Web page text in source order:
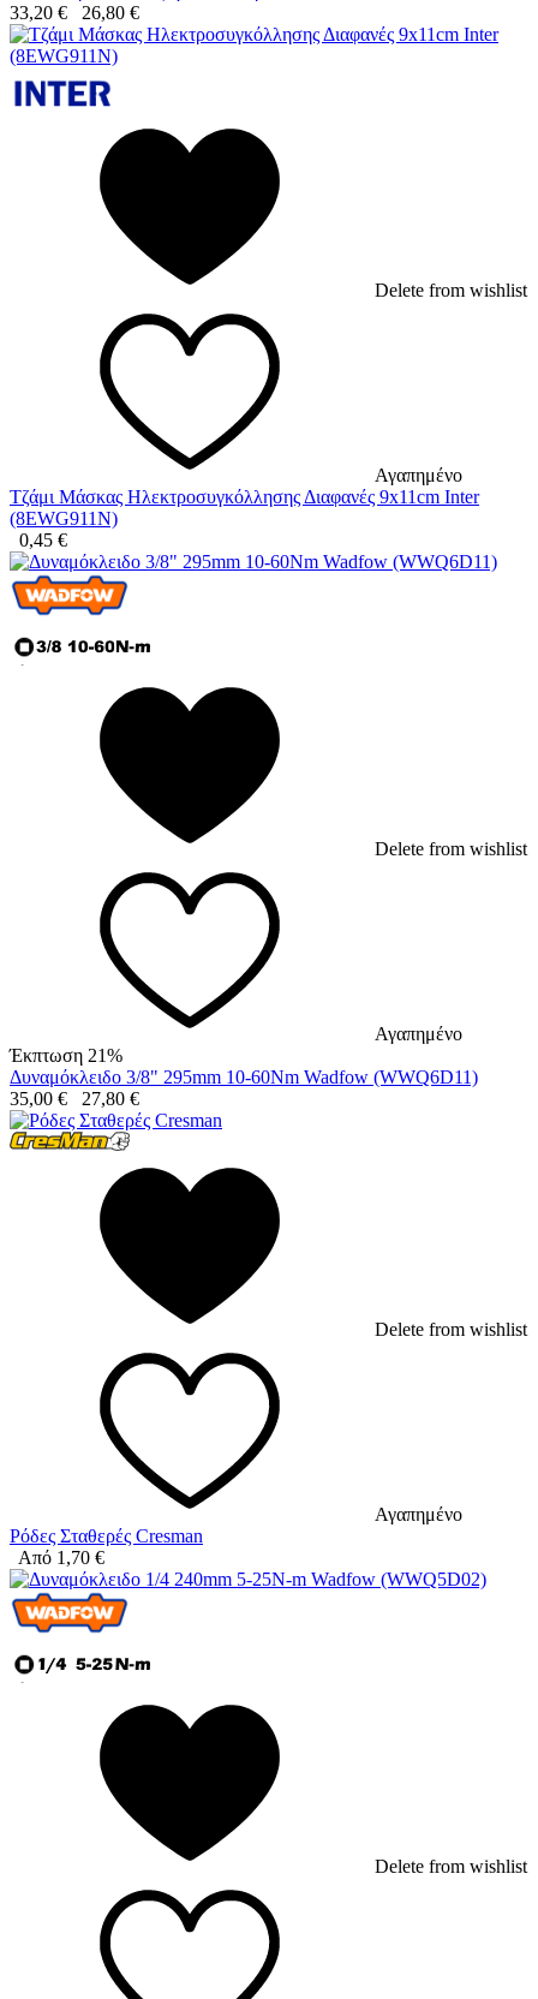
33,20 € 26,80 €
Delete from wishlist
Αγαπημένο
Τζάμι Μάσκας Ηλεκτροσυγκόλλησης Διαφανές 9x11cm Inter
(8EWG911N)
0,45 €
Delete from wishlist
Αγαπημένο
Έκπτωση 21%
Δυναμόκλειδο 3/8" 295mm 10-60Nm Wadfow (WWQ6D11)
35,00 € 27,80 €
Delete from wishlist
Αγαπημένο
Ρόδες Σταθερές Cresman
Από 1,70 €
Delete from wishlist